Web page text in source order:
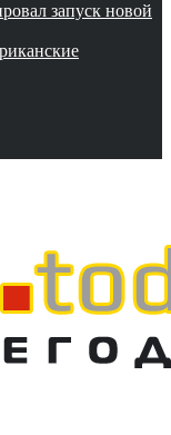
запуск новой